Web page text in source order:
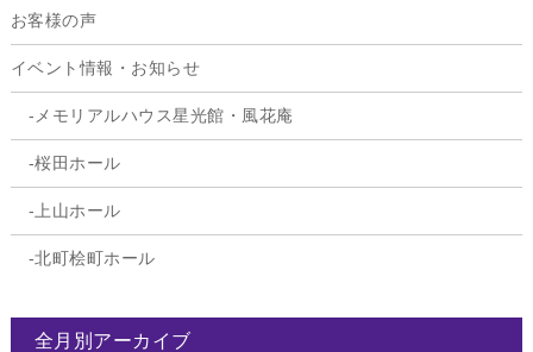
お客様の声
イベント情報・お知らせ
メモリアルハウス星光館・風花庵
桜田ホール
上山ホール
北町桧町ホール
全月別アーカイブ